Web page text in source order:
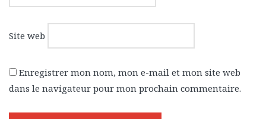
Site web
Enregistrer mon nom, mon e-mail et mon site web
dans le navigateur pour mon prochain commentaire.